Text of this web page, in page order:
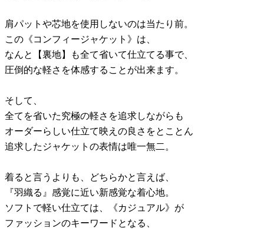
肩パットや芯地を使用しないのは当たり前。
この《コンフィージャケット》は、
なんと【裏地】も全て省いて仕立てる事で、
圧倒的な軽さを体感することが出来ます。
そして、
全てを省いた究極の軽さを追求しながらも
オーダーらしい仕立て映えの良さをとことん
追求したジャケットの表情は唯一無二。
着ると言うよりも、どちらかと言えば、
『羽織る』感覚に近い新感覚な着心地。
ソフトで軽い仕立ては、《カジュアル》が
ファッションのキーワードとなる、